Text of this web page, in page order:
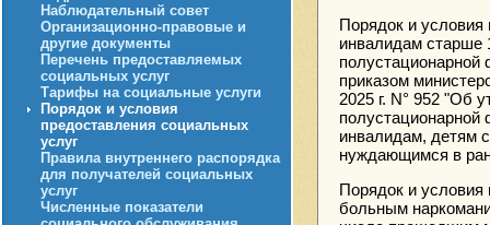
Наблюдательный совет
Организационно-правовые и
другие документы
Перечень предоставляемых
социальных услуг
Тарифы на социальные услуги
Порядок и условия
предоставления социальных
услуг
Правила внутреннего распорядка
для получателей социальных
услуг
Численные показатели
Порядок и
инвалидам старше
полустационарной
приказом
2025 г. N° 952 "Об
инвалидам, детям
нуждающимся в
Порядок и
больным